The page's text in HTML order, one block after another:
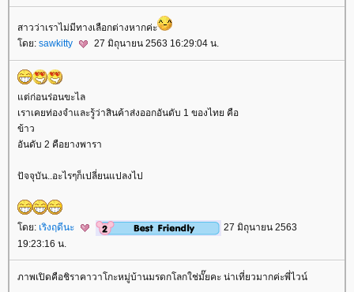
สาวว่าเราไม่มีทางเลือกต่างหากค่ะ
ดย: sawkitty 27 มิถุนายน 2563 16:29:04 น.
ต่ก่อนร่อนขะไล
เราเคยท่องจำและรู้ว่าสินค้าส่งออกอันดับ 1 ของไทย คือ
ข้าว
อันดับ 2 คือยางพารา
ปัจจุบัน..อะไรๆก็เปลี่ยนแปลงไป
ดย: เริงฤดีนะ
27 มิถุนายน 2563
19:23:16 น.
ภาพเปิดคือชิราคาวาโกะหมู่บ้านมรดกโลกใช่มั๊ยคะ น่าเที่ยวมากค่ะพี่ไวน์